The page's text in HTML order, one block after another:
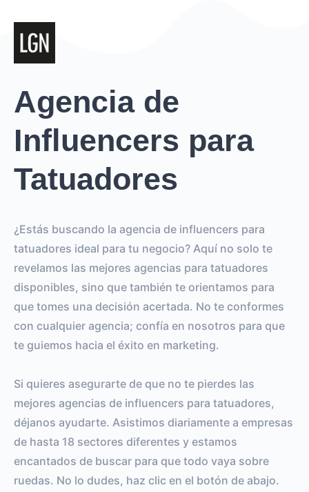
Agencia de
Influencers para
Tatuadores
¿Estás buscando la agencia de influencers para
tatuadores ideal para tu negocio? Aquí no solo te
revelamos las mejores agencias para tatuadores
disponibles, sino que también te orientamos para
que tomes una decisión acertada. No te conformes
con cualquier agencia; confía en nosotros para que
te guiemos hacia el éxito en marketing.
Si quieres asegurarte de que no te pierdes las
mejores agencias de influencers para tatuadores,
déjanos ayudarte. Asistimos diariamente a empresas
de hasta 18 sectores diferentes y estamos
encantados de buscar para que todo vaya sobre
ruedas. No lo dudes, haz clic en el botón de abajo.